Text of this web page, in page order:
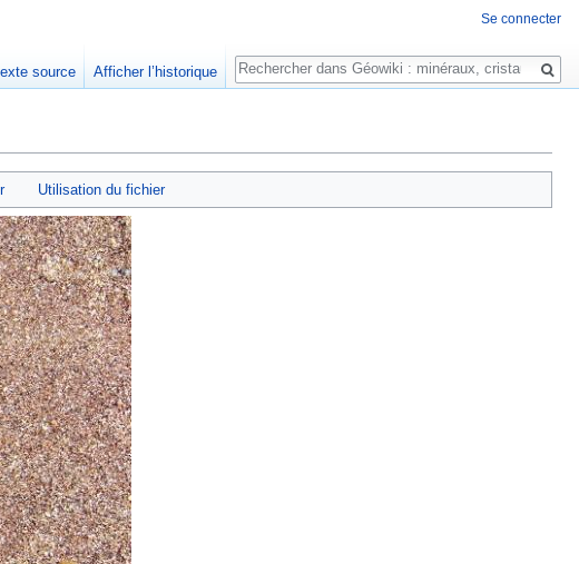
Utilisation du fichier
Se connecter
source Afficher l’historique
Rechercher